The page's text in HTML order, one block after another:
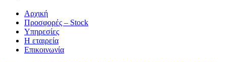
Αρχική
Προσφορές – Stock
Υπηρεσίες
Η εταιρεία
Επικοινωνία